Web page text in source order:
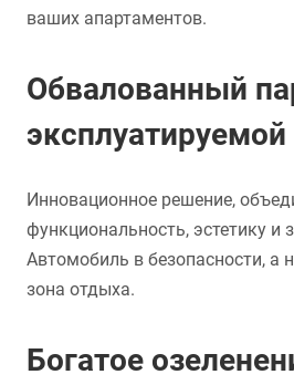
ваших апартаментов.
Обвалованный
Инновационное решение,
функциональность, эстетику и
Автомобиль в безопасности, а
зона отдыха.
Богатое